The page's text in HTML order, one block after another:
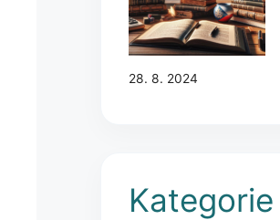
28. 8. 2024
Kategorie